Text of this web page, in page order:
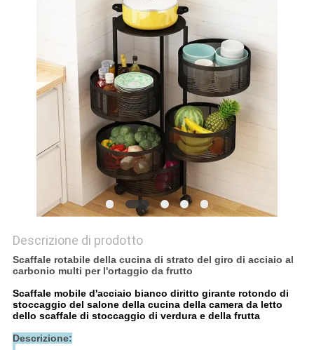
Descrizione di prodotto
Scaffale rotabile della cucina di strato del giro di acciaio al
carbonio multi per l'ortaggio da frutto
Scaffale mobile d'acciaio bianco diritto girante rotondo di
stoccaggio del salone della cucina della camera da letto
dello scaffale di stoccaggio di verdura e della frutta
Descrizione: